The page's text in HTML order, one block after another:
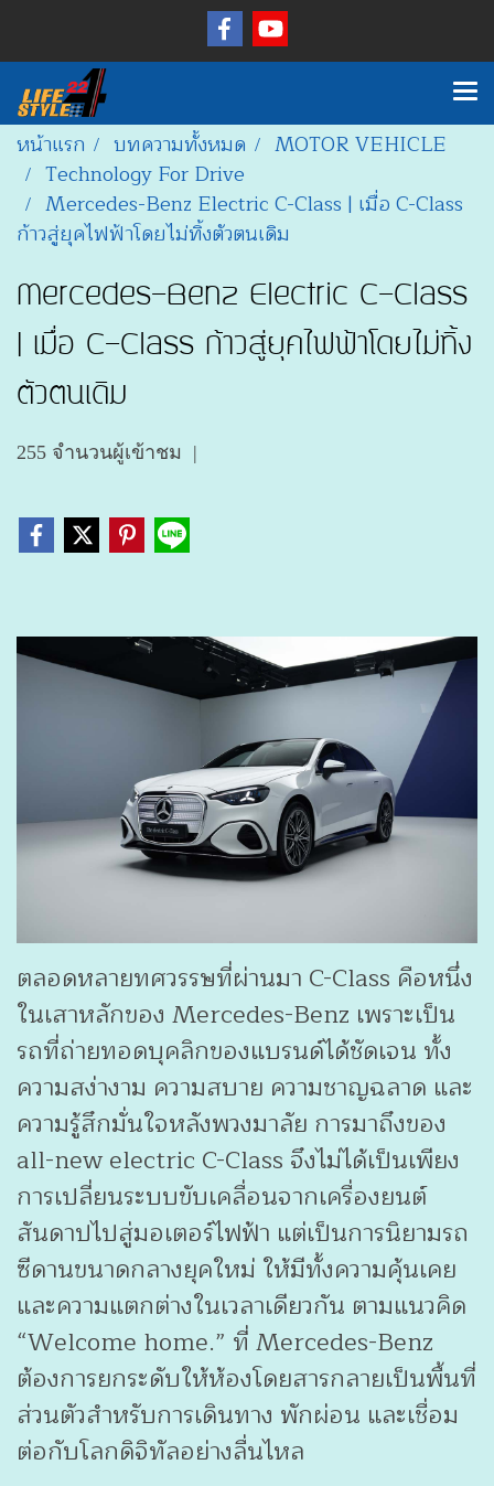
หน้าแรก บทความทั้งหมด
MOTOR VEHICLE
Technology For Drive
Mercedes-Benz Electric C-Class | เมื่อ C-Class
ก้าวสู่ยุคไฟฟ้าโดยไม่ทิ้งตัวตนเดิม
Mercedes-Benz Electric C-Class
| เมื่อ C-Class ก้าวสู่ยุคไฟฟ้าโดยไม่ทิ้ง
ตัวตนเดิม
255 จำนวนผู้เข้าชม |
ตลอดหลายทศวรรษที่ผ่านมา C-Class คือหนึ่ง
ในเสาหลักของ Mercedes-Benz เพราะเป็น
รถที่ถ่ายทอดบุคลิกของแบรนด์ได้ชัดเจน ทั้ง
ความสง่างาม ความสบาย ความชาญฉลาด และ
ความรู้สึกมั่นใจหลังพวงมาลัย การมาถึงของ
all-new electric C-Class จึงไม่ได้เป็นเพียง
การเปลี่ยนระบบขับเคลื่อนจากเครื่องยนต์
สันดาปไปสู่มอเตอร์ไฟฟ้า แต่เป็นการนิยามรถ
ซีดานขนาดกลางยุคใหม่ ให้มีทั้งความคุ้นเคย
และความแตกต่างในเวลาเดียวกัน ตามแนวคิด
“Welcome home.” ที่ Mercedes-Benz
ต้องการยกระดับให้ห้องโดยสารกลายเป็นพื้นที่
ส่วนตัวสำหรับการเดินทาง พักผ่อน และเชื่อม
ต่อกับโลกดิจิทัลอย่างลื่นไหล